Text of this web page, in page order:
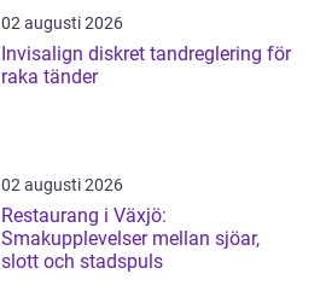
02 augusti 2026
Invisalign diskret tandreglering för
raka tänder
02 augusti 2026
Restaurang i Växjö:
Smakupplevelser mellan sjöar,
slott och stadspuls